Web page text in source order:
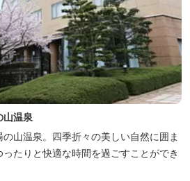
山温泉
山温泉。四季折々の美しい自然に囲ま
たりと快適な時間を過ごすことができ